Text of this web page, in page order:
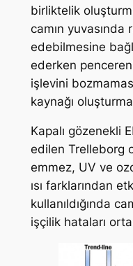
birliktelik
camın
edebilmesine
ederken
işlevini
kaynağı
Kapalı gözenekli
edilen Trelleborg
emmez, UV ve
ısı farklarından
kullanıldığında
işçilik hataları